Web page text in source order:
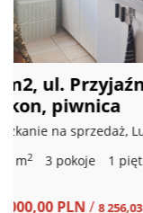
Działka
potencjałem
Działka